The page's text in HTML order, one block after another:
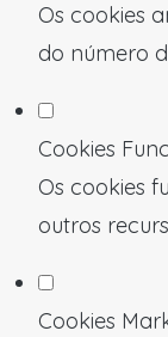
Os cookies
do número
Cookies
Os cookies
outros
Cookies